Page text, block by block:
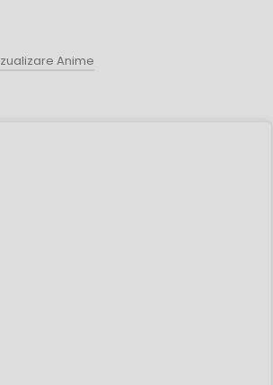
Anime